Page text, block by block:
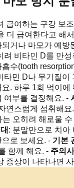
급여하는 구강 보
더 급여한다고 해
거나 마모가 예방
려 비타민 D를 만
수(tooth
타민 D나 무기질이
. 하루 1회 먹이에
여부를 결정해요. -
연스럽게 섭취해요
는 오히려 해로울
: 분말만으로 치아
로 보세요. - 기본
함께 해요. - 주의
증상이 나타나면